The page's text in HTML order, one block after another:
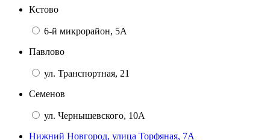
Кстово
6-й микрорайон, 5А
Павлово
ул. Транспортная, 21
Семенов
ул. Чернышевского, 10А
Нижний Новгород, улица Торфяная, 7А